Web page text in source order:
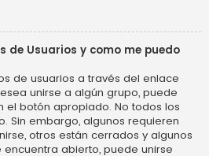
de Usuarios y como me puedo
de usuarios a través del enlace
unirse a algún grupo, puede
botón apropiado. No todos los
Sin embargo, algunos requieren
otros están cerrados y algunos
encuentra abierto, puede unirse